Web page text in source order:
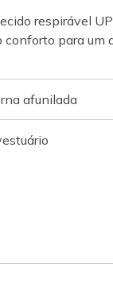
respirável
para um
afunilada